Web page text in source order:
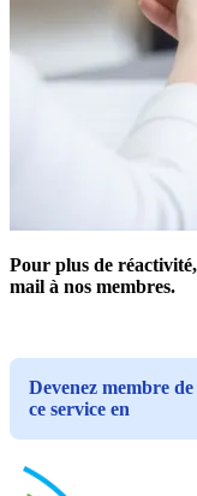
Pour plus de
mail à nos membres.
Devenez membre
ce service en